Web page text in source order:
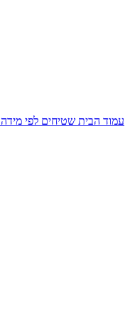
עמוד הבית שטיחים לפי מידה